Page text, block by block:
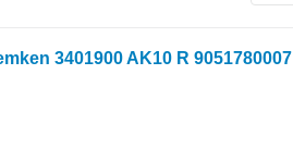
3401900 AK10 R